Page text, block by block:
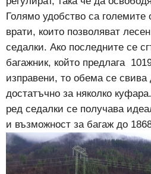
Голямо удобство са големите
врати, които позволяват
седалки. Ако последните се
багажник, който предлага
изправени, то обема се свива
достатъчно за няколко
ред седалки се получава
и възможност за багаж до